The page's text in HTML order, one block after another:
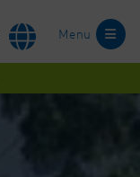
Menu